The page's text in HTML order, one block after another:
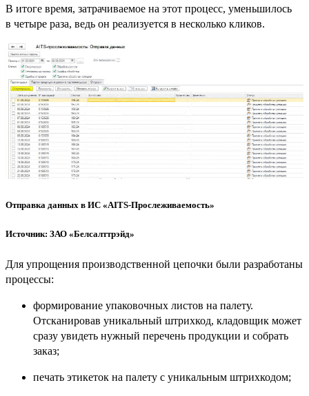
В итоге время, затрачиваемое на этот процесс, уменьшилось
в четыре раза, ведь он реализуется в несколько кликов.
Отправка данных в ИС «AITS-Прослеживаемость»
Источник: ЗАО «Белсалттрэйд»
Для упрощения производственной цепочки были разработаны
процессы:
формирование упаковочных листов на палету.
Отсканировав уникальный штрихкод, кладовщик может
сразу увидеть нужный перечень продукции и собрать
заказ;
печать этикеток на палету с уникальным штрихкодом;